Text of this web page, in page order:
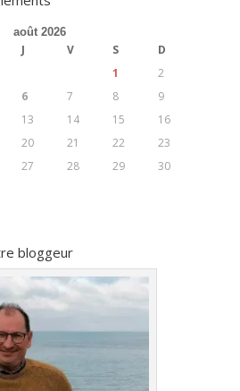
août 2026
J V S
D
1
2
6 7 8
9
13 14 15
16
20 21 22
23
27 28 29
30
bloggeur